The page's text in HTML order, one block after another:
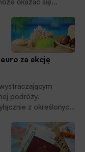
tym zabezpieczyć?
za akcję
podróży.
z określonych
sobie i swoim